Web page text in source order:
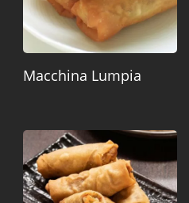
Macchina Lumpia